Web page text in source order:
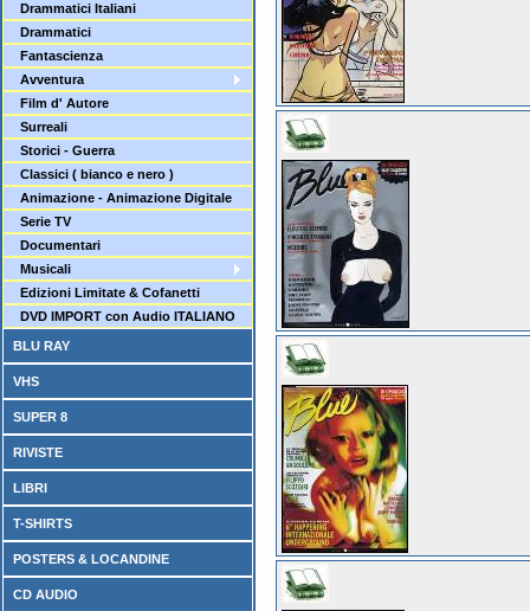
Drammatici Italiani
Drammatici
Fantascienza
Avventura
Film d' Autore
Surreali
Storici - Guerra
Classici ( bianco e nero )
Animazione - Animazione Digitale
Serie TV
Documentari
Musicali
Edizioni Limitate & Cofanetti
DVD IMPORT con Audio ITALIANO
BLU RAY
VHS
SUPER 8
RIVISTE
LIBRI
T-SHIRTS
POSTERS & LOCANDINE
CD AUDIO